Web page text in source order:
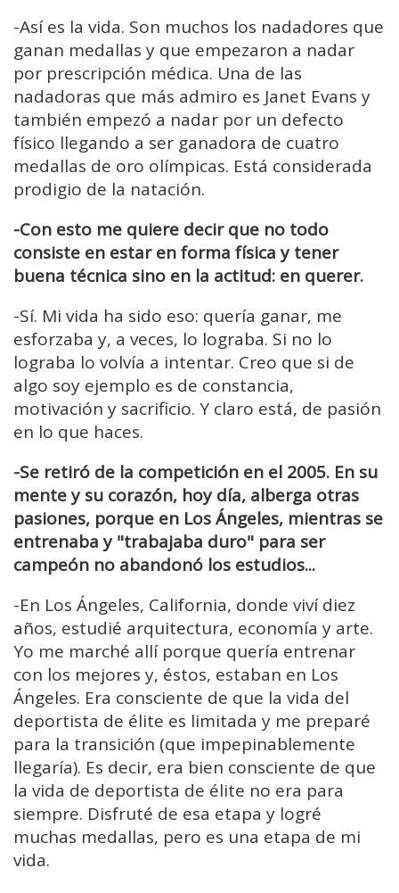
-Así es la vida. Son muchos los nadadores que
ganan medallas y que empezaron a nadar
por prescripción médica. Una de las
nadadoras que más admiro es Janet Evans y
también empezó a nadar por un defecto
físico llegando a ser ganadora de cuatro
medallas de oro olímpicas. Está considerada
prodigio de la natación.
-Con esto me quiere decir que no todo
consiste en estar en forma física y tener
buena técnica sino en la actitud: en querer.
-Sí. Mi vida ha sido eso: quería ganar, me
esforzaba y, a veces, lo lograba. Si no lo
lograba lo volvía a intentar. Creo que si de
algo soy ejemplo es de constancia,
motivación y sacrificio. Y claro está, de pasión
en lo que haces.
-Se retiró de la competición en el 2005. En su
mente y su corazón, hoy día, alberga otras
pasiones, porque en Los Ángeles, mientras se
entrenaba y "trabajaba duro" para ser
campeón no abandonó los estudios...
-En Los Ángeles, California, donde viví diez
años, estudié arquitectura, economía y arte.
Yo me marché allí porque quería entrenar
con los mejores y, éstos, estaban en Los
Ángeles. Era consciente de que la vida del
deportista de élite es limitada y me preparé
para la transición (que impepinablemente
llegaría). Es decir, era bien consciente de que
la vida de deportista de élite no era para
siempre. Disfruté de esa etapa y logré
muchas medallas, pero es una etapa de mi
vida.